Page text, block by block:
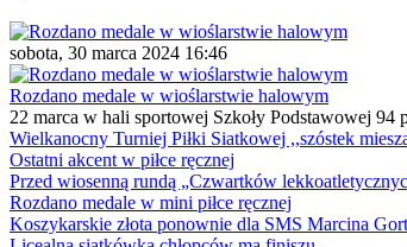
sobota, 30 marca 2024 16:46
Rozdano medale w wioślarstwie halowym
22 marca w hali sportowej Szkoły Podstawowej 94
Wielkanocny Turniej Piłki Siatkowej ,,szóstek
Ostatni akcent w piłce ręcznej
Przed wiosenną rundą „Czwartków
Rozdano medale w mini piłce ręcznej
Koszykarskie złota ponownie dla SMS Marcina